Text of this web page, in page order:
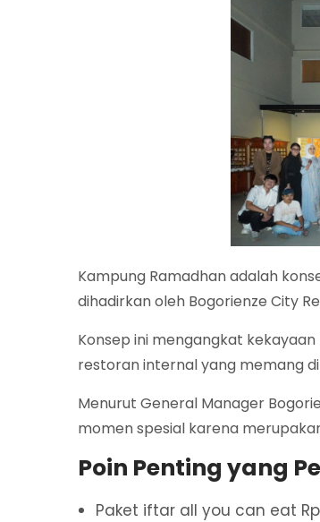
Kampung Ramadhan adalah
dihadirkan oleh Bogorienze City
Konsep ini mengangkat kekayaan
restoran internal yang memang
Menurut General Manager
momen spesial karena
Poin Penting yang
Paket iftar all you can eat